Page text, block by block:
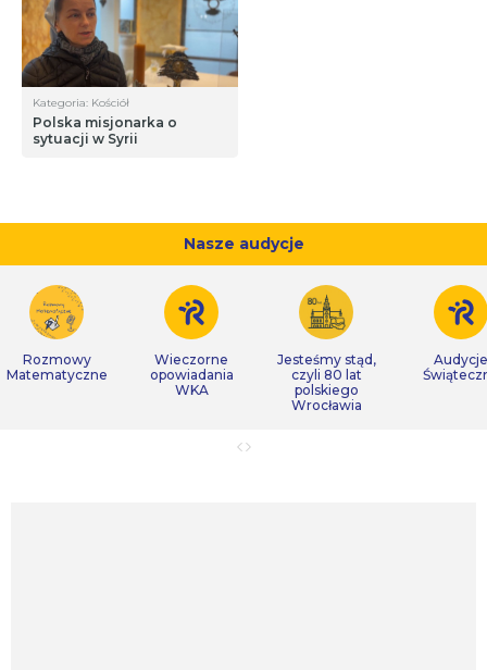
Kategoria: Kościół
Polska misjonarka o
sytuacji w Syrii
Nasze audycje
Rozmowy
Matematyczne
Wieczorne
opowiadania
WKA
Jesteśmy stąd,
czyli 80 lat
polskiego
Wrocławia
Audycje